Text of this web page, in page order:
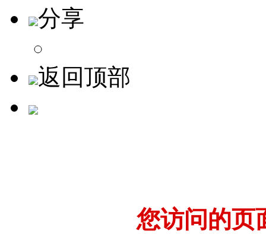
分享
返回顶部
您访问的页